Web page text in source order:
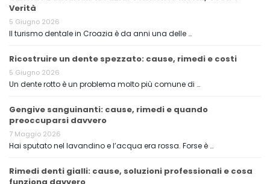
Verità
5 Giugno 2026
Il turismo dentale in Croazia è da anni una delle …
Ricostruire un dente spezzato: cause, rimedi e costi
5 Giugno 2026
Un dente rotto è un problema molto più comune di …
Gengive sanguinanti: cause, rimedi e quando
preoccuparsi davvero
7 Maggio 2026
Hai sputato nel lavandino e l’acqua era rossa. Forse è …
Rimedi denti gialli: cause, soluzioni professionali e cosa